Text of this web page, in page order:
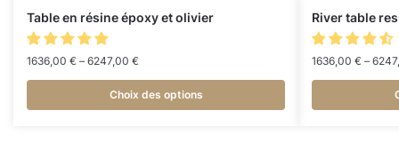
Table en résine époxy et olivier
1636,00 € – 6247,00 €
Choix des options
River table
1636,00 € –